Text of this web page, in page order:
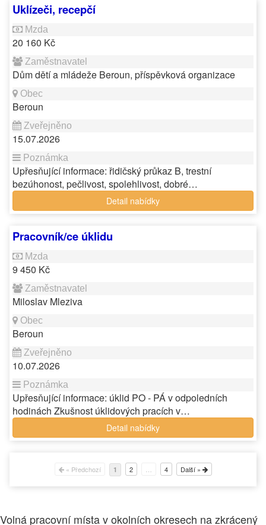
Uklízeči, recepčí
20 160 Kč
Dům dětí a mládeže Beroun, příspěvková organizace
Beroun
15.07.2026
Upřesňující informace: řidičský průkaz B, trestní
bezúhonost, pečlivost, spolehlivost, dobré…
Detail nabídky
Pracovník/ce úklidu
9 450 Kč
Miloslav Mleziva
Beroun
10.07.2026
Upřesňující informace: úklid PO - PÁ v odpoledních
hodinách Zkušnost úklidových pracích v…
Detail nabídky
« Předchozí 1 2 4 Další »
Volná pracovní místa v okolních okresech na zkrácený